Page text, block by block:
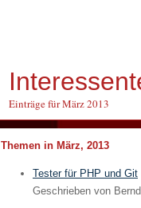
Einträge für März 2013
Themen in März, 2013
Tester für PHP und Git
Geschrieben von